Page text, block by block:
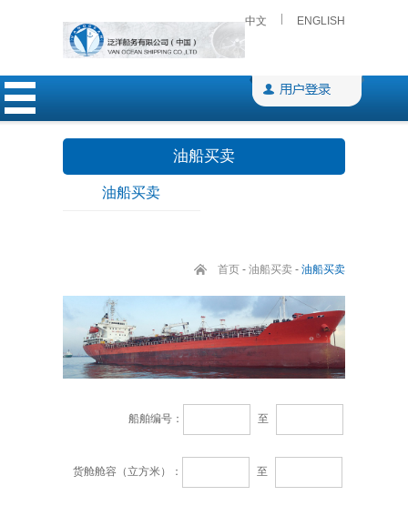
中文 ENGLISH
油船买卖
油船买卖
首页 - 油船买卖 - 油船买卖
船舶编号： 至
货舱舱容（立方米）： 至